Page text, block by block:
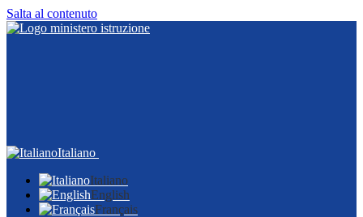
Salta al contenuto
Italiano
Italiano
English
Français